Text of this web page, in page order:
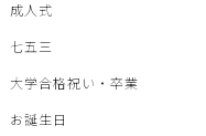
成人式
七五三
大学合格祝い・卒業
お誕生日